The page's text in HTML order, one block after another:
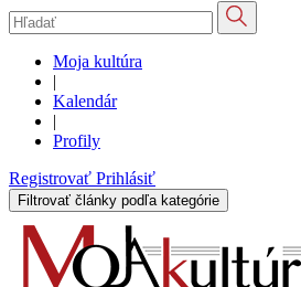
Moja kultúra
|
Kalendár
|
Profily
Registrovať Prihlásiť
Filtrovať články podľa kategórie